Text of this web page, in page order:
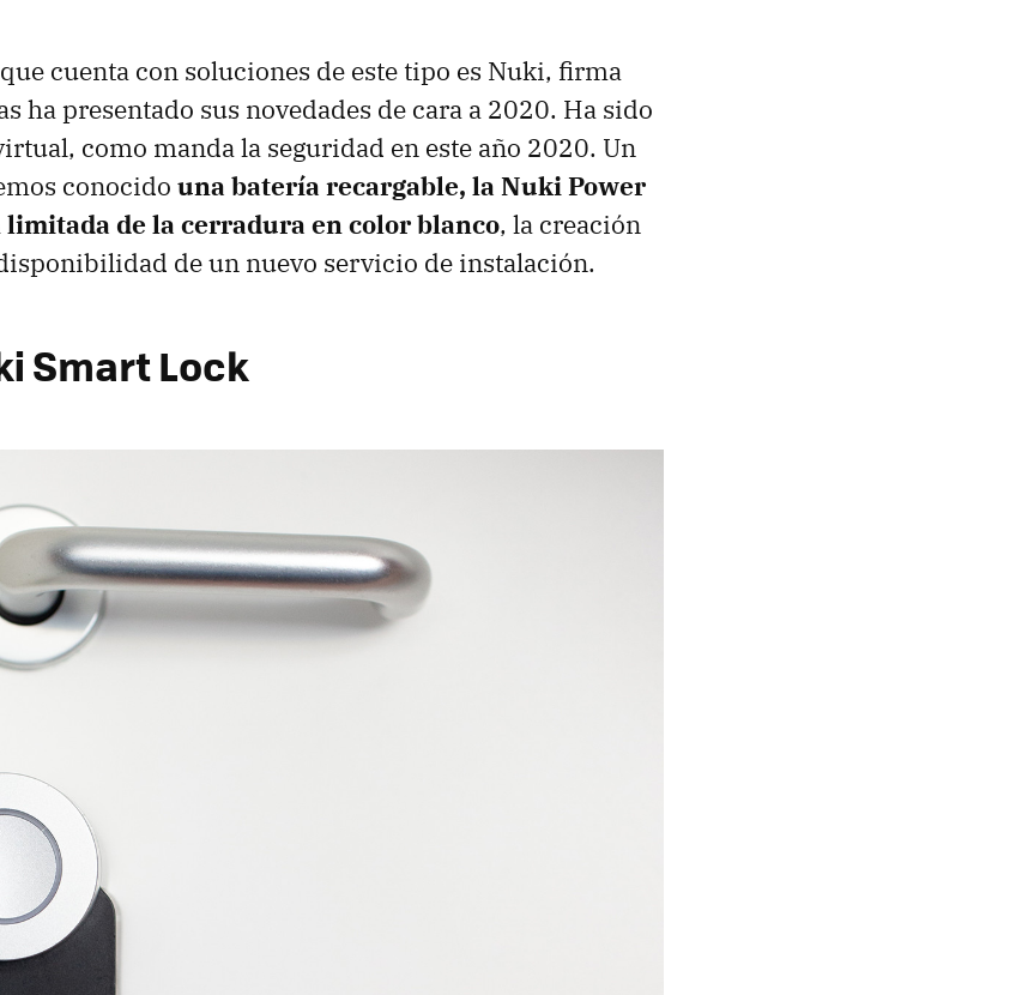
cuenta con soluciones de este tipo es Nuki, firma
ha presentado sus novedades de cara a 2020. Ha sido
como manda la seguridad en este año 2020. Un
conocido una batería recargable, la Nuki Power
de la cerradura en color blanco, la creación
de un nuevo servicio de instalación.
Smart Lock